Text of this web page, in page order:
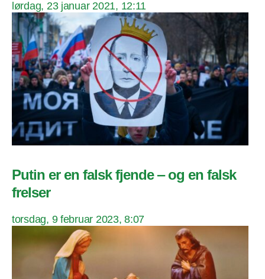
lørdag, 23 januar 2021, 12:11
Putin er en falsk fjende ‒ og en falsk
frelser
torsdag, 9 februar 2023, 8:07